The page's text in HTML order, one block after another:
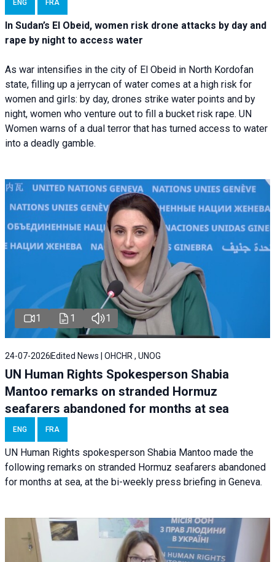
ENG FRA
In Sudan’s El Obeid, women risk drone attacks by day and
rape by night to access water
As war intensifies in the city of El Obeid in North Kordofan
state, filling up a jerrycan of water comes at a high risk for
women and girls: by day, drones strike water points and by
night, women who venture out to fill a bucket risk rape. UN
Women warns of a dual terror that has turned access to water
into a deadly gamble.
1 1 1
24-07-2026 Edited News | OHCHR , UNOG
UN Human Rights Spokesperson Shabia
Mantoo remarks on stranded Hormuz
seafarers abandoned for months at sea
ENG FRA
UN Human Rights spokesperson Shabia Mantoo made the
following remarks on stranded Hormuz seafarers abandoned
for months at sea, at the bi-weekly press briefing in Geneva.